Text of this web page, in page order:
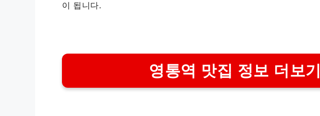
이 됩니다.
영통역 맛집 정보 더보기